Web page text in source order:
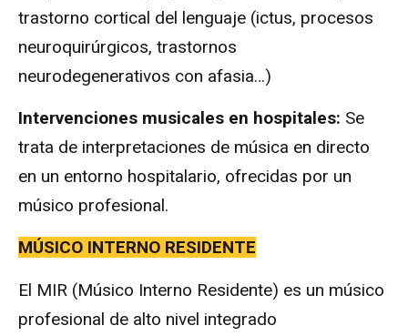
trastorno cortical del lenguaje (ictus, procesos
neuroquirúrgicos, trastornos
neurodegenerativos con afasia…)
Intervenciones musicales en hospitales: Se
trata de interpretaciones de música en directo
en un entorno hospitalario, ofrecidas por un
músico profesional.
MÚSICO INTERNO RESIDENTE
El MIR (Músico Interno Residente) es un músico
profesional de alto nivel integrado